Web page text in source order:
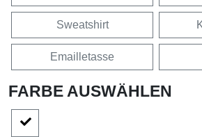
Sweatshirt
Emailletasse
FARBE AUSWÄHLEN